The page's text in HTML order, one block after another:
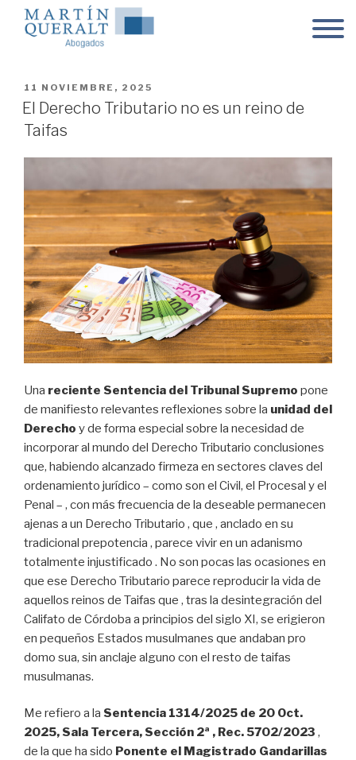
POSTED
ON
11 NOVIEMBRE, 2025
El Derecho Tributario no es un reino de
Taifas
Una reciente Sentencia del Tribunal Supremo pone
de manifiesto relevantes reflexiones sobre la unidad del
Derecho y de forma especial sobre la necesidad de
incorporar al mundo del Derecho Tributario conclusiones
que, habiendo alcanzado firmeza en sectores claves del
ordenamiento jurídico – como son el Civil, el Procesal y el
Penal – , con más frecuencia de la deseable permanecen
ajenas a un Derecho Tributario , que , anclado en su
tradicional prepotencia , parece vivir en un adanismo
totalmente injustificado . No son pocas las ocasiones en
que ese Derecho Tributario parece reproducir la vida de
aquellos reinos de Taifas que , tras la desintegración del
Califato de Córdoba a principios del siglo XI, se erigieron
en pequeños Estados musulmanes que andaban pro
domo sua, sin anclaje alguno con el resto de taifas
musulmanas.
Me refiero a la Sentencia 1314/2025 de 20 Oct.
2025, Sala Tercera, Sección 2ª , Rec. 5702/2023 ,
de la que ha sido Ponente el Magistrado Gandarillas